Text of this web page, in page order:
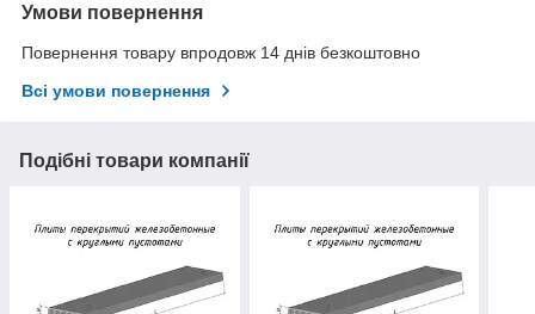
Умови повернення
Повернення товару впродовж 14 днів безкоштовно
Всі умови повернення
Подібні товари компанії